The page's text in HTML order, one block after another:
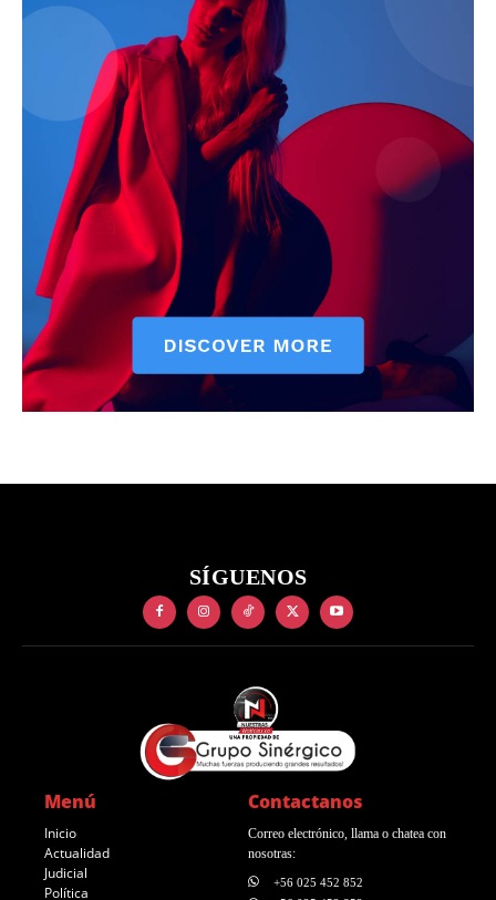
SÍGUENOS
Menú
Inicio
Actualidad
Judicial
Política
Contactanos
Correo electrónico, llama o chatea con
nosotras:
+56 025 452 852